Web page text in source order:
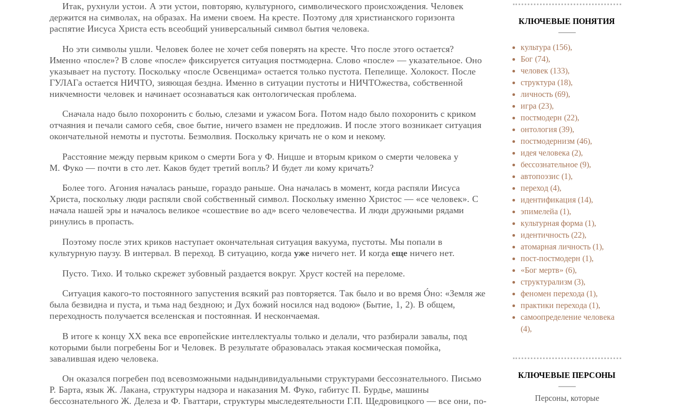
Итак, рухнули устои. А эти устои, повторяю, культурного, символического происхождения. Человек
держится на символах, на образах. На имени своем. На кресте. Поэтому для христианского горизонта
распятие Иисуса Христа есть всеобщий универсальный символ бытия человека.
Но эти символы ушли. Человек более не хочет себя поверять на кресте. Что после этого остается?
Именно «после»? В слове «после» фиксируется ситуация постмодерна. Слово «после» — указательное. Оно
указывает на пустоту. Поскольку «после Освенцима» остается только пустота. Пепелище. Холокост. После
ГУЛАГа остается НИЧТО, зияющая бездна. Именно в ситуации пустоты и НИЧТОжества, собственной
никчемности человек и начинает осознаваться как онтологическая проблема.
Сначала надо было похоронить с болью, слезами и ужасом Бога. Потом надо было похоронить с криком
отчаяния и печали самого себя, свое бытие, ничего взамен не предложив. И после этого возникает ситуация
окончательной немоты и пустоты. Безмолвия. Поскольку кричать не о ком и некому.
Расстояние между первым криком о смерти Бога у Ф. Ницше и вторым криком о смерти человека у
М. Фуко — почти в сто лет. Каков будет третий вопль? И будет ли кому кричать?
Более того. Агония началась раньше, гораздо раньше. Она началась в момент, когда распяли Иисуса
Христа, поскольку люди распяли свой собственный символ. Поскольку именно Христос — «се человек». С
начала нашей эры и началось великое «сошествие во ад» всего человечества. И люди дружными рядами
ринулись в пропасть.
Поэтому после этих криков наступает окончательная ситуация вакуума, пустоты. Мы попали в
культурную паузу. В интервал. В переход. В ситуацию, когда уже ничего нет. И когда еще ничего нет.
Пусто. Тихо. И только скрежет зубовный раздается вокруг. Хруст костей на переломе.
Ситуация какого-то постоянного запустения всякий раз повторяется. Так было и во время Óно: «Земля же
была безвидна и пуста, и тьма над бездною; и Дух божий носился над водою» (Бытие, 1, 2). В общем,
переходность получается вселенская и постоянная. И нескончаемая.
В итоге к концу ХХ века все европейские интеллектуалы только и делали, что разбирали завалы, под
которыми были погребены Бог и Человек. В результате образовалась этакая космическая помойка,
завалившая идею человека.
Он оказался погребен под всевозможными надындивидуальными структурами бессознательного. Письмо
Р. Барта, язык Ж. Лакана, структуры надзора и наказания М. Фуко, габитус П. Бурдье, машины
бессознательного Ж. Делеза и Ф. Гваттари, структуры мыследеятельности Г.П. Щедровицкого — все они, по-
КЛЮЧЕВЫЕ ПОНЯТИЯ
культура (156),
Бог (74),
человек (133),
структура (18),
личность (69),
игра (23),
постмодерн (22),
онтология (39),
постмодернизм (46),
идея человека (2),
бессознательное (9),
автопоэзис (1),
переход (4),
идентификация (14),
эпимелейа (1),
культурная форма (1),
идентичность (22),
атомарная личность (1),
пост-постмодерн (1),
«Бог мертв» (6),
структурализм (3),
феномен перехода (1),
практики перехода (1),
самоопределение человека
(4),
КЛЮЧЕВЫЕ ПЕРСОНЫ
Персоны, которые